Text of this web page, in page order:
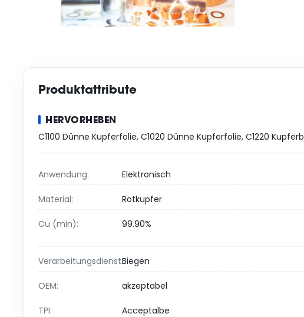
Produktattribute
HERVORHEBEN
C1100 Dünne Kupferfolie, C1020 Dünne Kupferfolie, C1220
Anwendung: Elektronisch
Material: Rotkupfer
Cu (min): 99.90%
Verarbeitungsdienst:Biegen
OEM: akzeptabel
TPI: Acceptalbe